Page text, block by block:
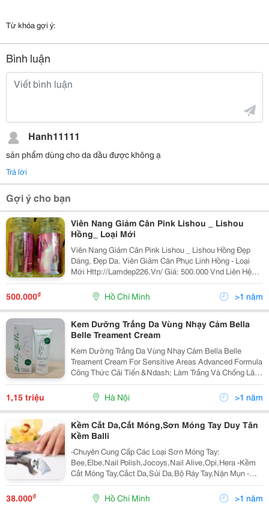
Từ khóa gợi ý:
Bình luận
Hanh11111
sản phẩm dùng cho da dầu được không ạ
Trả lời
Gợi ý cho bạn
Viên Nang Giảm Cân Pink Lishou _ Lishou
Hồng_ Loại Mới
Viên Nang Giảm Cân Pink Lishou _ Lishou Hồng Đẹp
Dáng, Đẹp Da. Viên Giảm Cân Phục Linh Hồng - Loại
Mới Http://Lamdep226.Vn/ Giá: 500.000 Vnd Liên Hệ
Tư Vấn - Đặt Hàng: 098.226.1989 Thùy Linh Nếu Bạn
Béo Phì, Số Lượng Mỡ Dư Thừa Không C
500.000₫ Hồ Chí Minh >1 năm
Kem Dưỡng Trắng Da Vùng Nhạy Cảm Bella
Belle Treament Cream
Kem Dưỡng Trắng Da Vùng Nhạy Cảm Bella Belle
Treament Cream For Sensitive Areas Advanced Formula
Công Thức Cải Tiến &Ndash; Làm Trắng Và Chống Lão
Hoá Vùng Da Nhạy Cảm Trên Cả Tuyệt Vời Làn Da Trắng
Hồng Toàn Diện Giúp Bạn Tự Tin Với Một Chiếc
1,15 triệu Hà Nội >1 năm
Kềm Cắt Da,Cắt Móng,Sơn Móng Tay Duy Tân
Kềm Balli
-Chuyên Cung Cấp Các Loại Sơn Móng Tay:
Bee,Elbe,Nail Polish,Jocoys,Nail Alive,Opi,Hera -Kềm
Cắt Móng Tay,Cắct Da,Sủi Da,Bộ Ráy Tay,Nặn Mụn -
Kềm
Dt09,Db09,Ds501B,Ibn01,Ibn02,Jesica,Ds501,Ds502 -
Giá Từ 38K Đến 295K -Kềm Bộ Chuyên Dụng Đủ C
38.000₫ Hồ Chí Minh >1 năm